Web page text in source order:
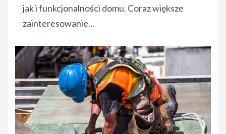
jak i funkcjonalności domu. Coraz większe
zainteresowanie...